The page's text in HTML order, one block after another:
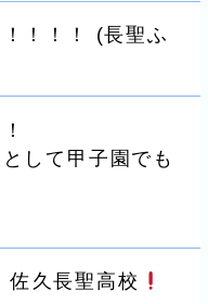
！！！ (長聖ふ
して甲子園でも
佐久長聖高校